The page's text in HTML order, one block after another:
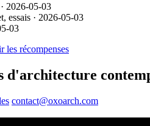
2026-05-03
essais · 2026-05-03
03
les récompenses
d'architecture
contact@oxoarch.com